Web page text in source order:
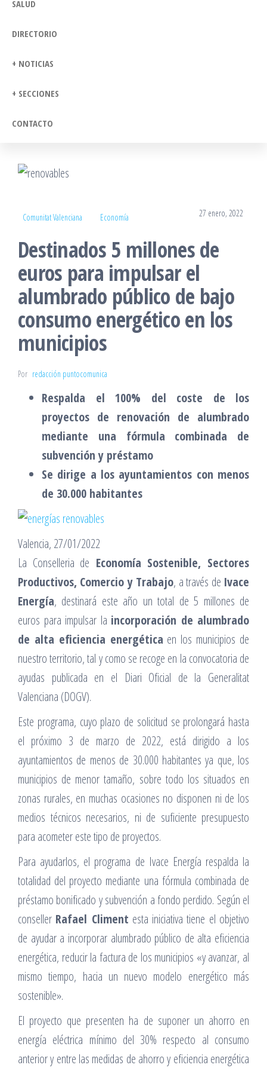
SALUD
DIRECTORIO
+ NOTICIAS
+ SECCIONES
CONTACTO
Comunitat Valenciana Economía 27 enero, 2022
Destinados 5 millones de
euros para impulsar el
alumbrado público de bajo
consumo energético en los
municipios
Por redacción puntocomunica
Respalda el 100% del coste de los
proyectos de renovación de alumbrado
mediante una fórmula combinada de
subvención y préstamo
Se dirige a los ayuntamientos con menos
de 30.000 habitantes
Valencia, 27/01/2022
La Conselleria de Economía Sostenible, Sectores
Productivos, Comercio y Trabajo, a través de Ivace
Energía, destinará este año un total de 5 millones de
euros para impulsar la incorporación de alumbrado
de alta eficiencia energética en los municipios de
nuestro territorio, tal y como se recoge en la convocatoria de
ayudas publicada en el Diari Oficial de la Generalitat
Valenciana (DOGV).
Este programa, cuyo plazo de solicitud se prolongará hasta
el próximo 3 de marzo de 2022, está dirigido a los
ayuntamientos de menos de 30.000 habitantes ya que, los
municipios de menor tamaño, sobre todo los situados en
zonas rurales, en muchas ocasiones no disponen ni de los
medios técnicos necesarios, ni de suficiente presupuesto
para acometer este tipo de proyectos.
Para ayudarlos, el programa de Ivace Energía respalda la
totalidad del proyecto mediante una fórmula combinada de
préstamo bonificado y subvención a fondo perdido. Según el
conseller Rafael Climent esta iniciativa tiene el objetivo
de ayudar a incorporar alumbrado público de alta eficiencia
energética, reducir la factura de los municipios «y avanzar, al
mismo tiempo, hacia un nuevo modelo energético más
sostenible».
El proyecto que presenten ha de suponer un ahorro en
energía eléctrica mínimo del 30% respecto al consumo
anterior y entre las medidas de ahorro y eficiencia energética